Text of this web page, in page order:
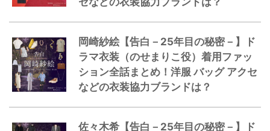
岡崎紗絵【告白－25年目の秘密－】ド
ラマ衣装（のせまりこ役）着用ファッ
ション全話まとめ！洋服 バッグ アクセ
などの衣装協力ブランドは？
佐々木希【告白－25年目の秘密－】ド